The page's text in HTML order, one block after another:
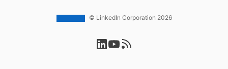
© LinkedIn Corporation 2026
opens in a new tab
opens in a new tab